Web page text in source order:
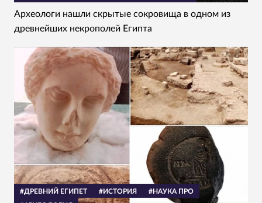
Археологи нашли скрытые сокровища в одном из
древнейших некрополей Египта
#ДРЕВНИЙ ЕГИПЕТ #ИСТОРИЯ
#НАУКА ПРО